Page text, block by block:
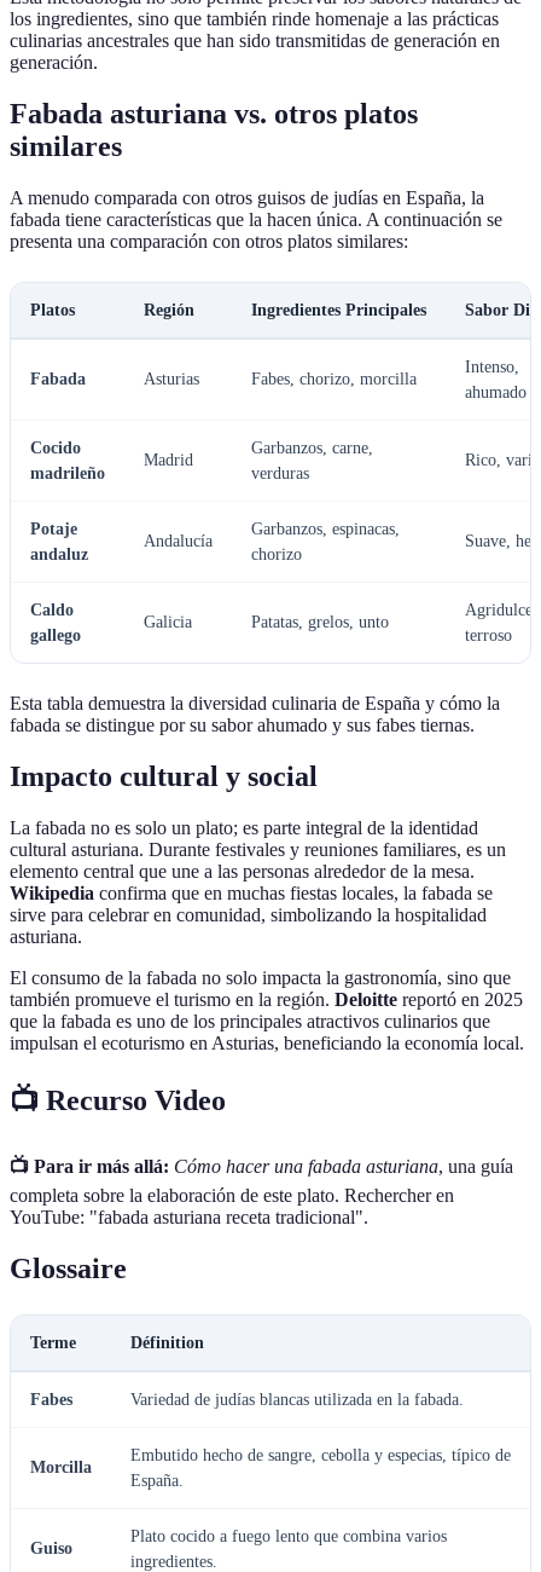
los ingredientes, sino que también rinde homenaje a las prácticas
culinarias ancestrales que han sido transmitidas de generación en
generación.
Fabada asturiana vs. otros platos
similares
A menudo comparada con otros guisos de judías en España, la
fabada tiene características que la hacen única. A continuación se
presenta una comparación con otros platos similares:
Platos Región Ingredientes Principales Sabor
Fabada Asturias Fabes, chorizo, morcilla
Intenso,
ahumado
Cocido
madrileño
Madrid
Garbanzos, carne,
verduras
Rico,
Potaje
andaluz
Andalucía
Garbanzos, espinacas,
chorizo
Suave,
Caldo
gallego
Galicia Patatas, grelos, unto
Agridulce,
terroso
Esta tabla demuestra la diversidad culinaria de España y cómo la
fabada se distingue por su sabor ahumado y sus fabes tiernas.
Impacto cultural y social
La fabada no es solo un plato; es parte integral de la identidad
cultural asturiana. Durante festivales y reuniones familiares, es un
elemento central que une a las personas alrededor de la mesa.
Wikipedia confirma que en muchas fiestas locales, la fabada se
sirve para celebrar en comunidad, simbolizando la hospitalidad
asturiana.
El consumo de la fabada no solo impacta la gastronomía, sino que
también promueve el turismo en la región. Deloitte reportó en 2025
que la fabada es uno de los principales atractivos culinarios que
impulsan el ecoturismo en Asturias, beneficiando la economía local.
📺 Recurso Video
📺 Para ir más allá: Cómo hacer una fabada asturiana, una guía
completa sobre la elaboración de este plato. Rechercher en
YouTube: "fabada asturiana receta tradicional".
Glossaire
Terme Définition
Fabes Variedad de judías blancas utilizada en la fabada.
Morcilla
Embutido hecho de sangre, cebolla y especias, típico de
España.
Guiso
Plato cocido a fuego lento que combina varios
ingredientes.